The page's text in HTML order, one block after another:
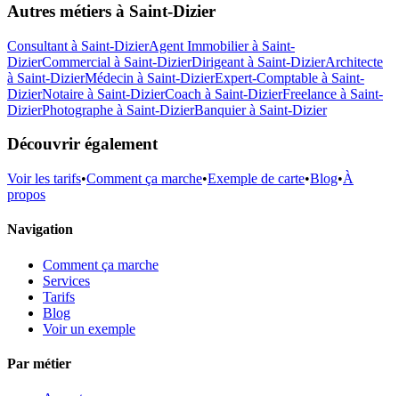
Autres métiers à Saint-Dizier
Consultant à Saint-DizierAgent Immobilierà Saint-
DizierCommercial à Saint-DizierDirigeant à Saint-DizierArchitecte
à Saint-DizierMédecin à Saint-DizierExpert-Comptable à Saint-
DizierNotaire à Saint-DizierCoach à Saint-DizierFreelance à Saint-
DizierPhotographe à Saint-DizierBanquierà Saint-Dizier
Découvrir également
Voir les tarifs•Comment ça marche•Exemple de carte•Blog•À
propos
Navigation
Comment ça marche
Services
Tarifs
Blog
Voir un exemple
Par métier